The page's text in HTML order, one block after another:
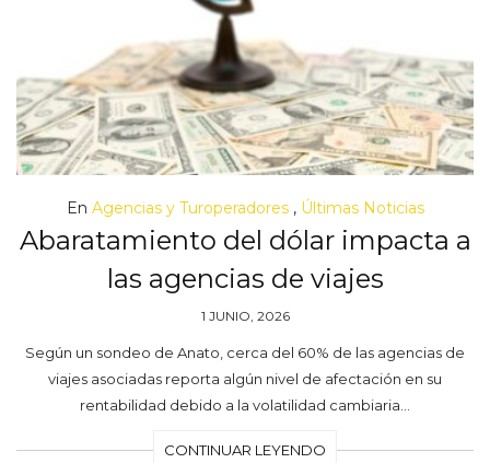
En Agencias y Turoperadores, Últimas Noticias
Abaratamiento del dólar impacta a
las agencias de viajes
1 JUNIO, 2026
Según un sondeo de Anato, cerca del 60% de las agencias de
viajes asociadas reporta algún nivel de afectación en su
rentabilidad debido a la volatilidad cambiaria…
CONTINUAR LEYENDO